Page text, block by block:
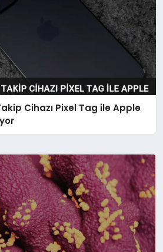
Cihazı Pixel Tag ile Apple